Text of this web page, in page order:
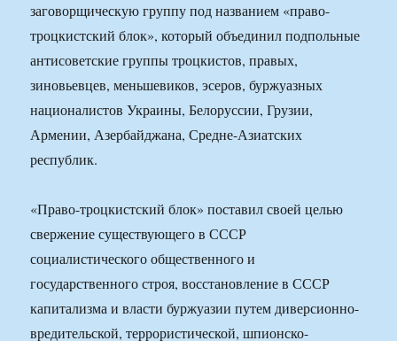
заговорщическую группу под названием «право-
троцкистский блок», который объединил подпольные
антисоветские группы троцкистов, правых,
зиновьевцев, меньшевиков, эсеров, буржуазных
националистов Украины, Белоруссии, Грузии,
Армении, Азербайджана, Средне-Азиатских
республик.
«Право-троцкистский блок» поставил своей целью
свержение существующего в СССР
социалистического общественного и
государственного строя, восстановление в СССР
капитализма и власти буржуазии путем диверсионно-
вредительской, террористической, шпионско-